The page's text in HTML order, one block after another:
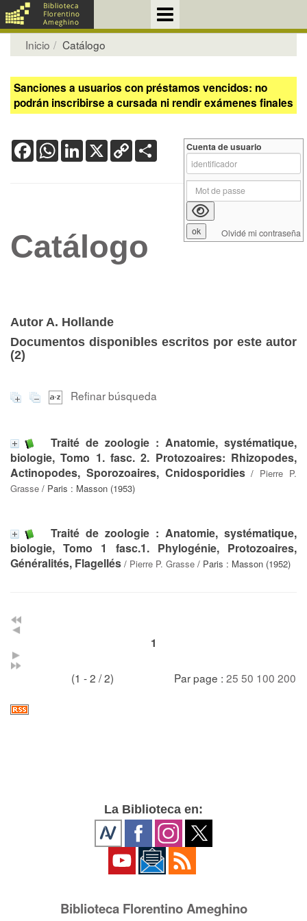
Inicio Catálogo
Sanciones a usuarios con préstamos vencidos: no
podrán inscribirse a cursada ni rendir exámenes finales
FacebookWhatsApp
LinkedIn
X Copy
Link
Catálogo
Autor A. Hollande
Documentos disponibles escritos por este autor
(2)
Refinar búsqueda
Traité de zoologie : Anatomie, systématique,
biologie, Tomo 1. fasc. 2. Protozoaires: Rhizopodes,
Actinopodes, Sporozoaires, Cnidosporidies/ Pierre P.
Grasse / Paris : Masson (1953)
Traité de zoologie : Anatomie, systématique,
biologie, Tomo 1 fasc.1. Phylogénie, Protozoaires,
Généralités, Flagellés / Pierre P. Grasse / Paris : Masson (1952)
1
(1 - 2 / 2) Par page : 25 50 100 200
Cuenta de usuario
Olvidé mi contraseña
La Biblioteca en:
Biblioteca Florentino Ameghino